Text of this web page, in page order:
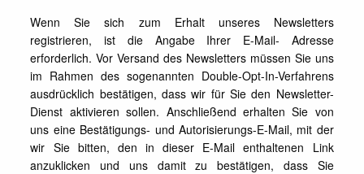
Wenn Sie sich zum Erhalt unseres Newsletters
registrieren, ist die Angabe Ihrer E-Mail- Adresse
erforderlich. Vor Versand des Newsletters müssen Sie uns
im Rahmen des sogenannten Double-Opt-In-Verfahrens
ausdrücklich bestätigen, dass wir für Sie den Newsletter-
Dienst aktivieren sollen. Anschließend erhalten Sie von
uns eine Bestätigungs- und Autorisierungs-E-Mail, mit der
wir Sie bitten, den in dieser E-Mail enthaltenen Link
anzuklicken und uns damit zu bestätigen, dass Sie